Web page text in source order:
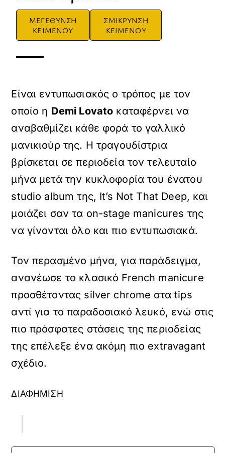
ΜΕΓΕΘΥΝΣΗ
ΚΕΙΜΕΝΟΥ
ΣΜΙΚΡΥΝΣΗ
ΚΕΙΜΕΝΟΥ
Είναι εντυπωσιακός ο τρόπος με τον
οποίο η Demi Lovato καταφέρνει να
αναβαθμίζει κάθε φορά το γαλλικό
μανικιούρ της. Η τραγουδίστρια
βρίσκεται σε περιοδεία τον τελευταίο
μήνα μετά την κυκλοφορία του ένατου
studio album της, It’s Not That Deep, και
μοιάζει σαν τα on-stage manicures της
να γίνονται όλο και πιο εντυπωσιακά.
Τον περασμένο μήνα, για παράδειγμα,
ανανέωσε το κλασικό French manicure
προσθέτοντας silver chrome στα tips
αντί για το παραδοσιακό λευκό, ενώ στις
πιο πρόσφατες στάσεις της περιοδείας
της επέλεξε ένα ακόμη πιο extravagant
σχέδιο.
ΔΙΑΦΗΜΙΣΗ